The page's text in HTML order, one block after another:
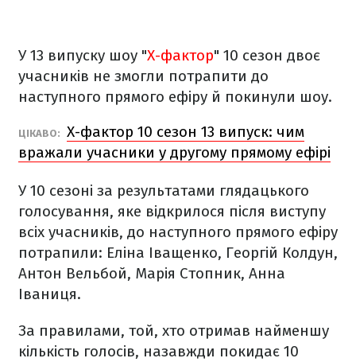
У 13 випуску шоу "Х-фактор" 10 сезон двоє
учасників не змогли потрапити до
наступного прямого ефіру й покинули шоу.
ЦІКАВО: Х-фактор 10 сезон 13 випуск: чим
вражали учасники у другому прямому ефірі
У 10 сезоні за результатами глядацького
голосування, яке відкрилося після виступу
всіх учасників, до наступного прямого ефіру
потрапили: Еліна Іващенко, Георгій Колдун,
Антон Вельбой, Марія Стопник, Анна
Іваниця.
За правилами, той, хто отримав найменшу
кількість голосів, назавжди покидає 10